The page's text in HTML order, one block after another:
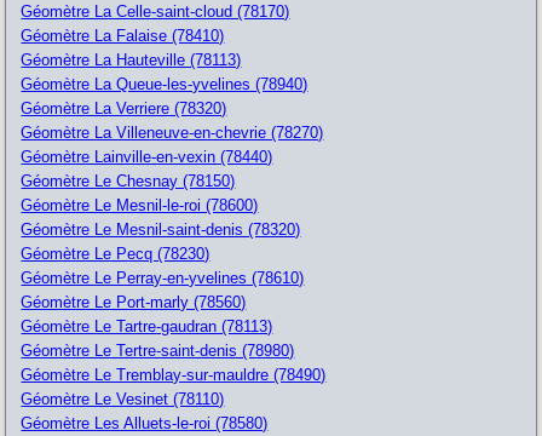
Géomètre La Celle-saint-cloud (78170)
Géomètre La Falaise (78410)
Géomètre La Hauteville (78113)
Géomètre La Queue-les-yvelines (78940)
Géomètre La Verriere (78320)
Géomètre La Villeneuve-en-chevrie (78270)
Géomètre Lainville-en-vexin (78440)
Géomètre Le Chesnay (78150)
Géomètre Le Mesnil-le-roi (78600)
Géomètre Le Mesnil-saint-denis (78320)
Géomètre Le Pecq (78230)
Géomètre Le Perray-en-yvelines (78610)
Géomètre Le Port-marly (78560)
Géomètre Le Tartre-gaudran (78113)
Géomètre Le Tertre-saint-denis (78980)
Géomètre Le Tremblay-sur-mauldre (78490)
Géomètre Le Vesinet (78110)
Géomètre Les Alluets-le-roi (78580)